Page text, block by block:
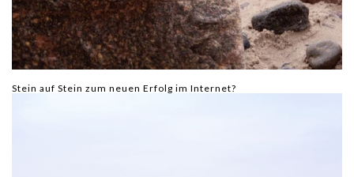
Stein auf Stein zum neuen Erfolg im Internet?